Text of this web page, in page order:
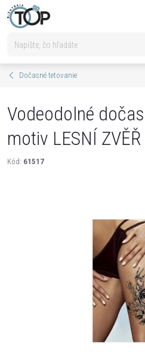
Prejsť
na
Dočasné tetovanie
Vodeodolné
motiv LESNÍ
Kód: 61517